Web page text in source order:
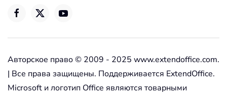
Авторское право © 2009 - 2025 www.extendoffice.com.
| Все права защищены. Поддерживается ExtendOffice.
Microsoft и логотип Office являются товарными